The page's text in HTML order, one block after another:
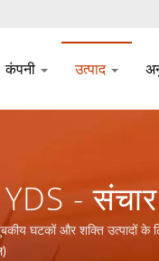
कंपनी उत्पाद
-
प्रदान करें।
घटकों और शक्ति उत्पादों के